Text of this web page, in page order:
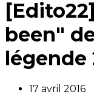
been"
légende
17 avril 2016